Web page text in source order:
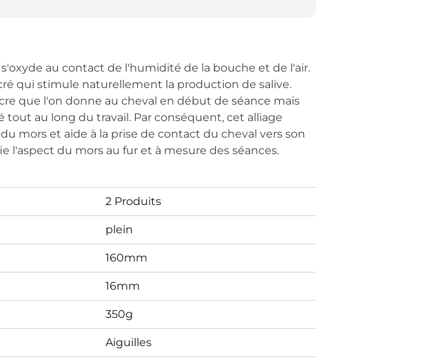
s'oxyde au contact de l'humidité de la bouche et de l'air.
qui stimule naturellement la production de salive.
que l'on donne au cheval en début de séance mais
au long du travail. Par conséquent, cet alliage
mors et aide à la prise de contact du cheval vers son
l'aspect du mors au fur et à mesure des séances.
2 Produits
plein
160mm
16mm
350g
Aiguilles